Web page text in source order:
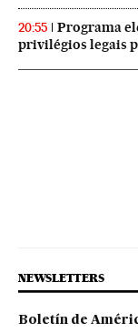
20:55
Programa
privilégios legais
NEWSLETTERS
Boletín de